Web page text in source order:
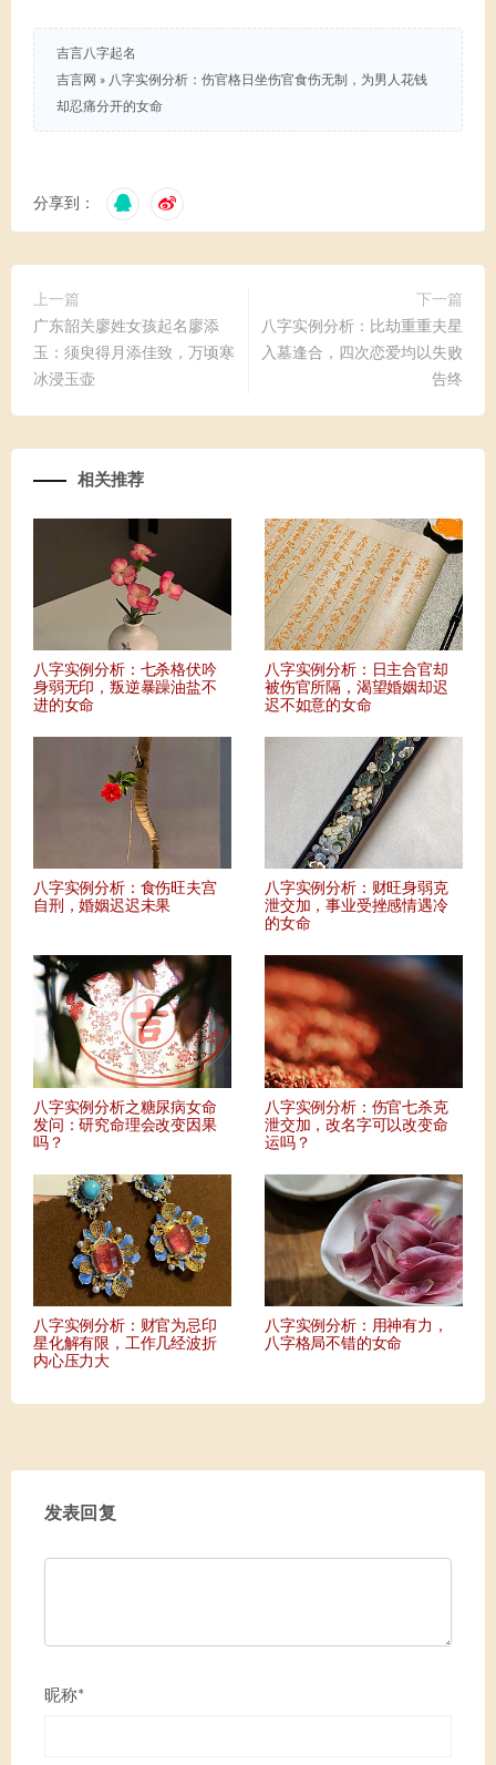
吉言八字起名
吉言网 » 八字实例分析：伤官格日坐伤官食伤无制，为男人花钱
却忍痛分开的女命
分享到：
上一篇
广东韶关廖姓女孩起名廖添
玉：须臾得月添佳致，万顷寒
冰浸玉壶
下一篇
八字实例分析：比劫重重夫星
入墓逢合，四次恋爱均以失败
告终
相关推荐
八字实例分析：七杀格伏吟
身弱无印，叛逆暴躁油盐不
进的女命
八字实例分析：日主合官却
被伤官所隔，渴望婚姻却迟
迟不如意的女命
八字实例分析：食伤旺夫宫
自刑，婚姻迟迟未果
八字实例分析：财旺身弱克
泄交加，事业受挫感情遇冷
的女命
八字实例分析之糖尿病女命
发问：研究命理会改变因果
吗？
八字实例分析：伤官七杀克
泄交加，改名字可以改变命
运吗？
八字实例分析：财官为忌印
星化解有限，工作几经波折
内心压力大
八字实例分析：用神有力，
八字格局不错的女命
发表回复
昵称*